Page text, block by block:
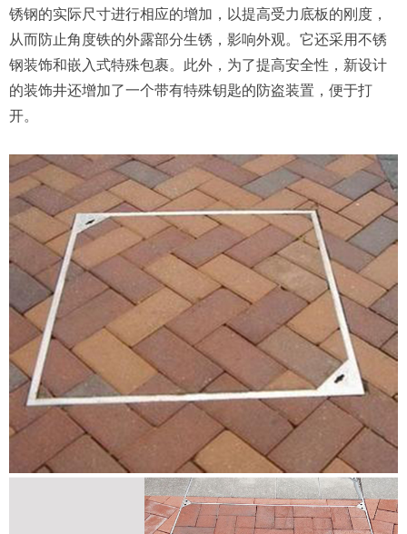
锈钢的实际尺寸进行相应的增加，以提高受力底板的刚度，
从而防止角度铁的外露部分生锈，影响外观。它还采用不锈
钢装饰和嵌入式特殊包裹。此外，为了提高安全性，新设计
的装饰井还增加了一个带有特殊钥匙的防盗装置，便于打
开。